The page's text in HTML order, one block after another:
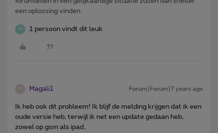
een oplossing vinden.
W 1 persoon vindt dit leuk
Magali1 Forum|Forum|7 years ago
Ik heb ook dit probleem! Ik blijf de melding krijgen dat ik een
oude versie heb, terwijl ik net een update gedaan heb,
zowel op gsm als ipad..